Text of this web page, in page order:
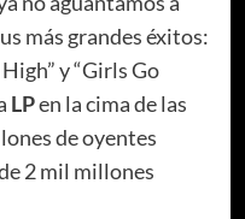
más grandes éxitos:
y “Girls Go
LPen la cima de las
de oyentes
2 mil millones